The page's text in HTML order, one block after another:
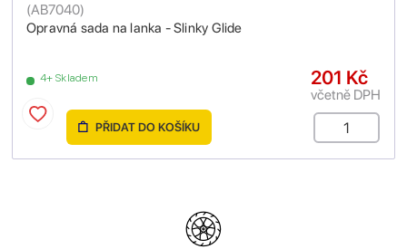
Opravná sada na lanka - Slinky Glide
(AB7040)
4+ Skladem 201 Kč
včetně DPH
PŘIDAT DO KOŠÍKU